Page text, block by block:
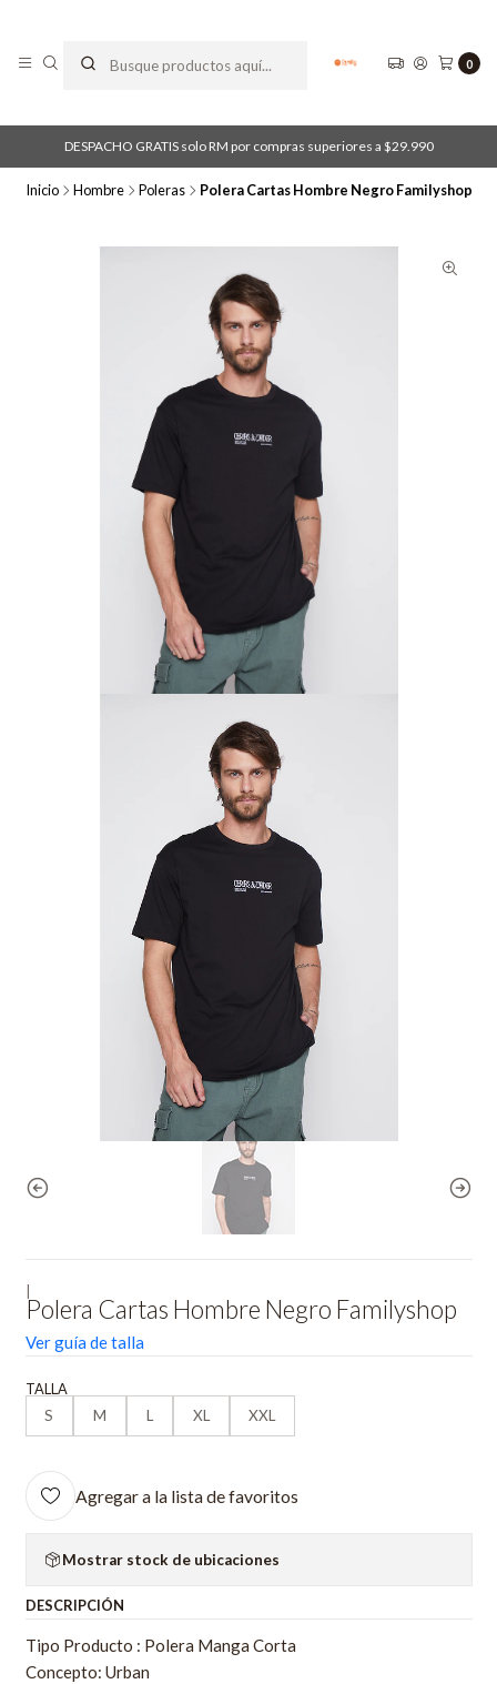
0
DESPACHO GRATIS solo RM por compras superiores a $29.990
Inicio Hombre Poleras Polera Cartas Hombre Negro Familyshop
Polera Cartas Hombre Negro Familyshop
Ver guía de talla
TALLA
S
M L XL XXL
Agregar a la lista de favoritos
Mostrar stock de ubicaciones
DESCRIPCIÓN
Tipo Producto : Polera Manga Corta
Concepto: Urban